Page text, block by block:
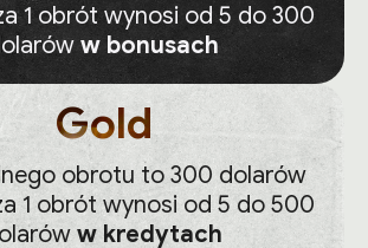
1 obrót wynosi od 5 do 300
w bonusach
Gold
obrotu to 300 dolarów
1 obrót wynosi od 5 do 500
w kredytach